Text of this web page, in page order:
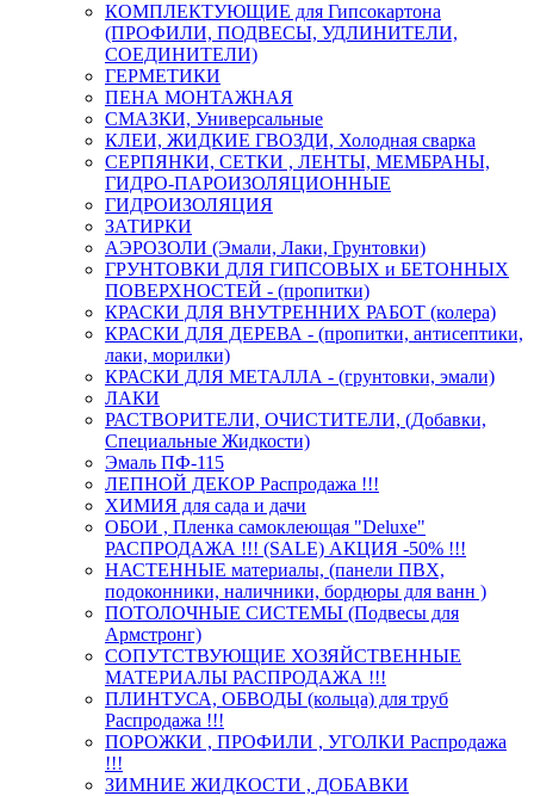
КОМПЛЕКТУЮЩИЕ для Гипсокартона
(ПРОФИЛИ, ПОДВЕСЫ, УДЛИНИТЕЛИ,
СОЕДИНИТЕЛИ)
ГЕРМЕТИКИ
ПЕНА МОНТАЖНАЯ
СМАЗКИ, Универсальные
КЛЕИ, ЖИДКИЕ ГВОЗДИ, Холодная сварка
СЕРПЯНКИ, СЕТКИ , ЛЕНТЫ, МЕМБРАНЫ,
ГИДРО-ПАРОИЗОЛЯЦИОННЫЕ
ГИДРОИЗОЛЯЦИЯ
ЗАТИРКИ
АЭРОЗОЛИ (Эмали, Лаки, Грунтовки)
ГРУНТОВКИ ДЛЯ ГИПСОВЫХ и БЕТОННЫХ
ПОВЕРХНОСТЕЙ - (пропитки)
КРАСКИ ДЛЯ ВНУТРЕННИХ РАБОТ (колера)
КРАСКИ ДЛЯ ДЕРЕВА - (пропитки, антисептики,
лаки, морилки)
КРАСКИ ДЛЯ МЕТАЛЛА - (грунтовки, эмали)
ЛАКИ
РАСТВОРИТЕЛИ, ОЧИСТИТЕЛИ, (Добавки,
Специальные Жидкости)
Эмаль ПФ-115
ЛЕПНОЙ ДЕКОР Распродажа !!!
ХИМИЯ для сада и дачи
ОБОИ , Пленка самоклеющая "Deluxe"
РАСПРОДАЖА !!! (SALE) АКЦИЯ -50% !!!
НАСТЕННЫЕ материалы, (панели ПВХ,
подоконники, наличники, бордюры для ванн )
ПОТОЛОЧНЫЕ СИСТЕМЫ (Подвесы для
Армстронг)
СОПУТСТВУЮЩИЕ ХОЗЯЙСТВЕННЫЕ
МАТЕРИАЛЫ РАСПРОДАЖА !!!
ПЛИНТУСА, ОБВОДЫ (кольца) для труб
Распродажа !!!
ПОРОЖКИ , ПРОФИЛИ , УГОЛКИ Распродажа
!!!
ЗИМНИЕ ЖИДКОСТИ , ДОБАВКИ